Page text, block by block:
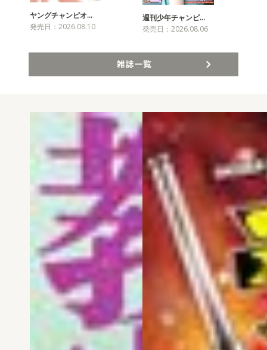
ヤングチャンピオ…
発売日：2026.08.10
週刊少年チャンピ…
発売日：2026.08.06